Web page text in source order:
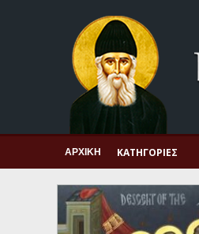
Πνευματική ζωή
Μαρτυρία και διδαχή
Λατρεία και προσευχή
Αγιολόγιο – Εορτολόγιο
ΑΡΧΙΚΉ ΚΑΤΗΓΟΡΊΕΣ